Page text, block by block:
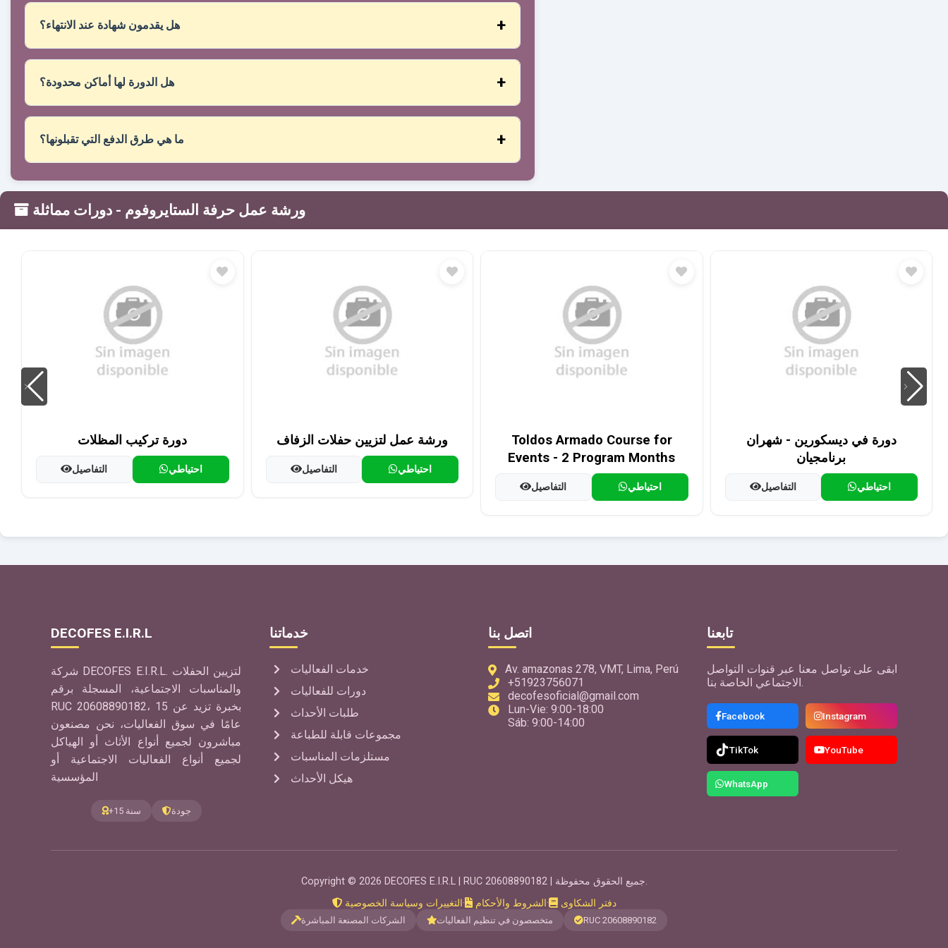
هل يقدمون شهادة عند الانتهاء؟
هل الدورة لها أماكن محدودة؟
ما هي طرق الدفع التي تقبلونها؟
- ورشة عمل حرفة الستايروفوم
دورة تركيب المظلات
التفاصيل احتياطي
ورشة عمل لتزيين حفلات الزفاف
التفاصيل احتياطي
Toldos Armado Course for
Events - 2 Program Months
التفاصيل احتياطي
دورة في ديسكورين - شهران
برنامجيان
التفاصيل احتياطي
DECOFES E.I.R.L
شركة DECOFES E.I.R.L. لتزيين الحفلات
والمناسبات الاجتماعية، المسجلة برقم
RUC 20608890182، بخبرة تزيد عن 15
عامًا في سوق الفعاليات، نحن مصنعون
مباشرون لجميع أنواع الأثاث أو الهياكل
لجميع أنواع الفعاليات الاجتماعية أو
المؤسسية
+15 سنة جودة
خدماتنا
خدمات الفعاليات
دورات للفعاليات
طلبات الأحداث
مجموعات قابلة للطباعة
مستلزمات المناسبات
هيكل الأحداث
اتصل بنا
Av. amazonas 278, VMT, Lima, Perú
+51923756071
decofesoficial@gmail.com
Lun-Vie: 9:00-18:00
Sáb: 9:00-14:00
تابعنا
ابقى على تواصل معنا عبر قنوات التواصل
الاجتماعي الخاصة بنا.
Facebook Instagram
TikTok YouTube
WhatsApp
Copyright © 2026 DECOFES E.I.R.L | RUC 20608890182 | جميع الحقوق محفوظة.
التغييرات وسياسة الخصوصية· الشروط والأحكام· دفتر الشكاوى
الشركات المصنعة المباشرة متخصصون في تنظيم الفعاليات RUC 20608890182